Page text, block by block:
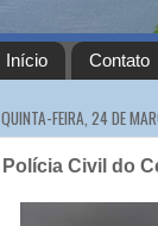
Início Contato
QUINTA-FEIRA, 24 DE
Polícia Civil do